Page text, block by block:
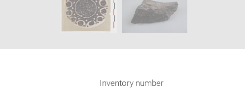
Inventory number